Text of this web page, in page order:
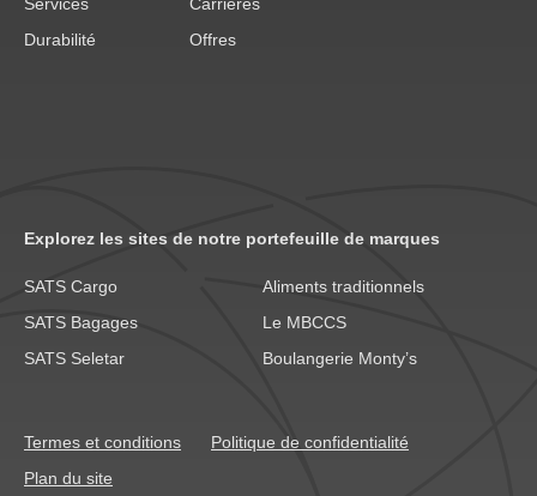
Durabilité
Offres
Explorez les sites de notre portefeuille de marques
SATS Cargo
Aliments traditionnels
SATS Bagages
Le MBCCS
SATS Seletar
Boulangerie Monty’s
Termes et conditions
Politique de confidentialité
Plan du site